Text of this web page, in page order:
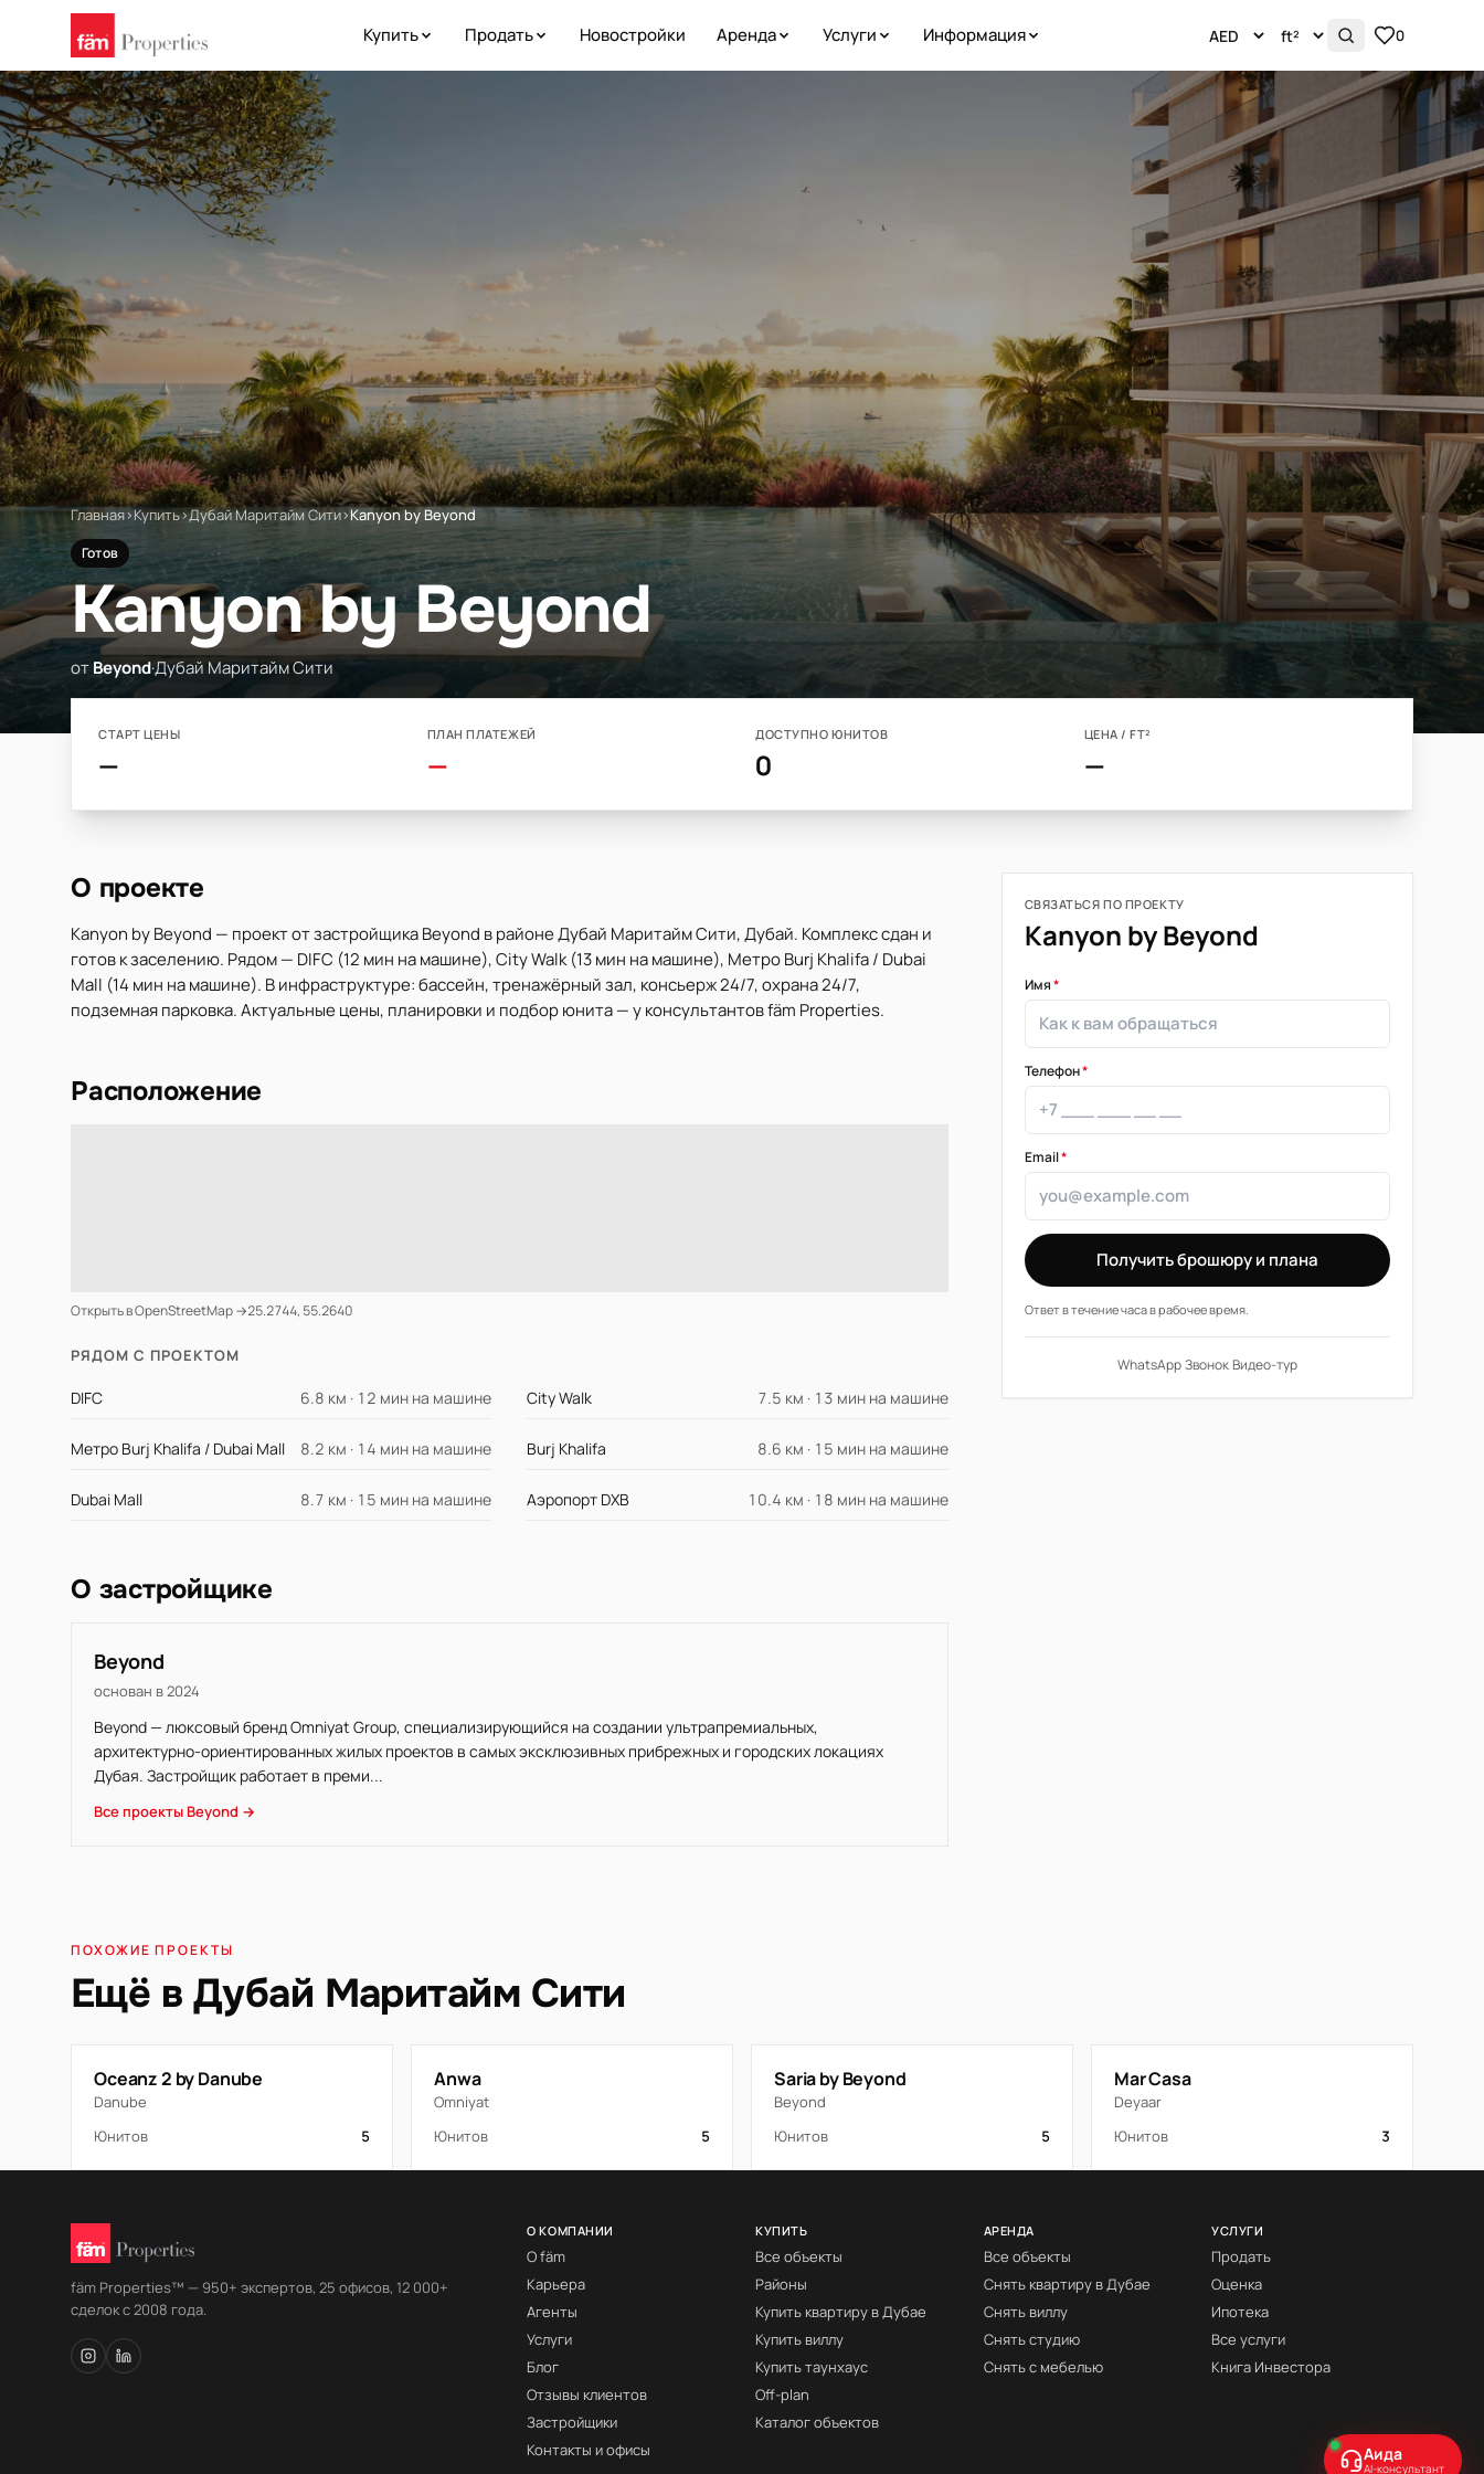
Купить Продать Новостройки Аренда Услуги Информация 0
Главная›Купить›Дубай Маритайм Сити›Kanyon by Beyond
Готов
Kanyon by Beyond
отBeyond·Дубай Маритайм Сити
СТАРТ ЦЕНЫ
—
ПЛАН ПЛАТЕЖЕЙ
—
ДОСТУПНО ЮНИТОВ
0
ЦЕНА / FT²
—
О проекте
Kanyon by Beyond — проект от застройщика Beyond в районе Дубай Маритайм Сити, Дубай. Комплекс сдан и
готов к заселению. Рядом — DIFC (12 мин на машине), City Walk (13 мин на машине), Метро Burj Khalifa / Dubai
Mall (14 мин на машине). В инфраструктуре: бассейн, тренажёрный зал, консьерж 24/7, охрана 24/7,
подземная парковка. Актуальные цены, планировки и подбор юнита — у консультантов fäm Properties.
Расположение
Открыть в OpenStreetMap →25.2744, 55.2640
РЯДОМ С ПРОЕКТОМ
DIFC 6.8 км · 12 мин на машине City Walk 7.5 км · 13 мин на машине
Метро Burj Khalifa / Dubai Mall 8.2 км · 14 мин на машине Burj Khalifa 8.6 км · 15 мин на машине
Dubai Mall 8.7 км · 15 мин на машине Аэропорт DXB 10.4 км · 18 мин на машине
О застройщике
Beyond
основан в 2024
Beyond — люксовый бренд Omniyat Group, специализирующийся на создании ультрапремиальных,
архитектурно-ориентированных жилых проектов в самых эксклюзивных прибрежных и городских локациях
Дубая. Застройщик работает в преми...
Все проекты Beyond →
СВЯЗАТЬСЯ ПО ПРОЕКТУ
Kanyon by Beyond
Имя*
Телефон*
Email*
Получить брошюру и плана
Ответ в течение часа в рабочее время.
WhatsApp·Звонок·Видео-тур
ПОХОЖИЕ ПРОЕКТЫ
Ещё в Дубай Маритайм Сити
Oceanz 2 by Danube
Danube
Юнитов
5
Anwa
Omniyat
Юнитов
5
Saria by Beyond
Beyond
Юнитов
5
Mar Casa
Deyaar
Юнитов
3
Аида
AI-консультант
fäm Properties™ — 950+ экспертов, 25 офисов, 12 000+
сделок с 2008 года.
О КОМПАНИИ
О fäm
Карьера
Агенты
Услуги
Блог
Отзывы клиентов
Застройщики
Контакты и офисы
КУПИТЬ
Все объекты
Районы
Купить квартиру в Дубае
Купить виллу
Купить таунхаус
Off-plan
Каталог объектов
АРЕНДА
Все объекты
Снять квартиру в Дубае
Снять виллу
Снять студию
Снять с мебелью
УСЛУГИ
Продать
Оценка
Ипотека
Все услуги
Книга Инвестора